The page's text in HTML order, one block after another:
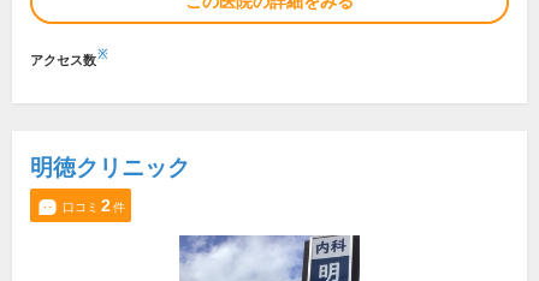
アクセス数※
明徳クリニック
口コミ 2件